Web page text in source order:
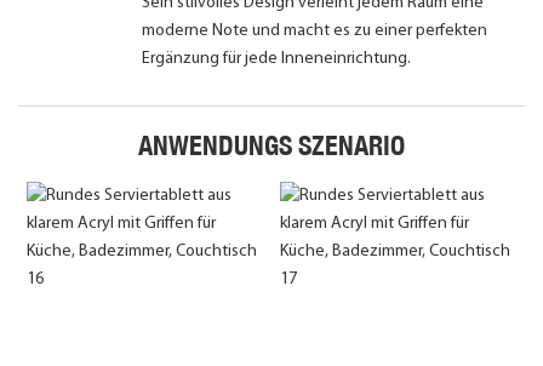
moderne Note und macht es zu einer perfekten
Ergänzung für jede Inneneinrichtung.
ANWENDUNGS SZENARIO